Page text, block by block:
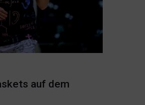
auf dem